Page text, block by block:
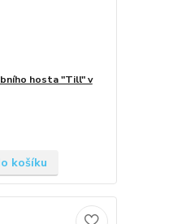
hosta "Till" v
košíku